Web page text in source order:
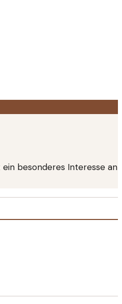
besonderes Interesse an